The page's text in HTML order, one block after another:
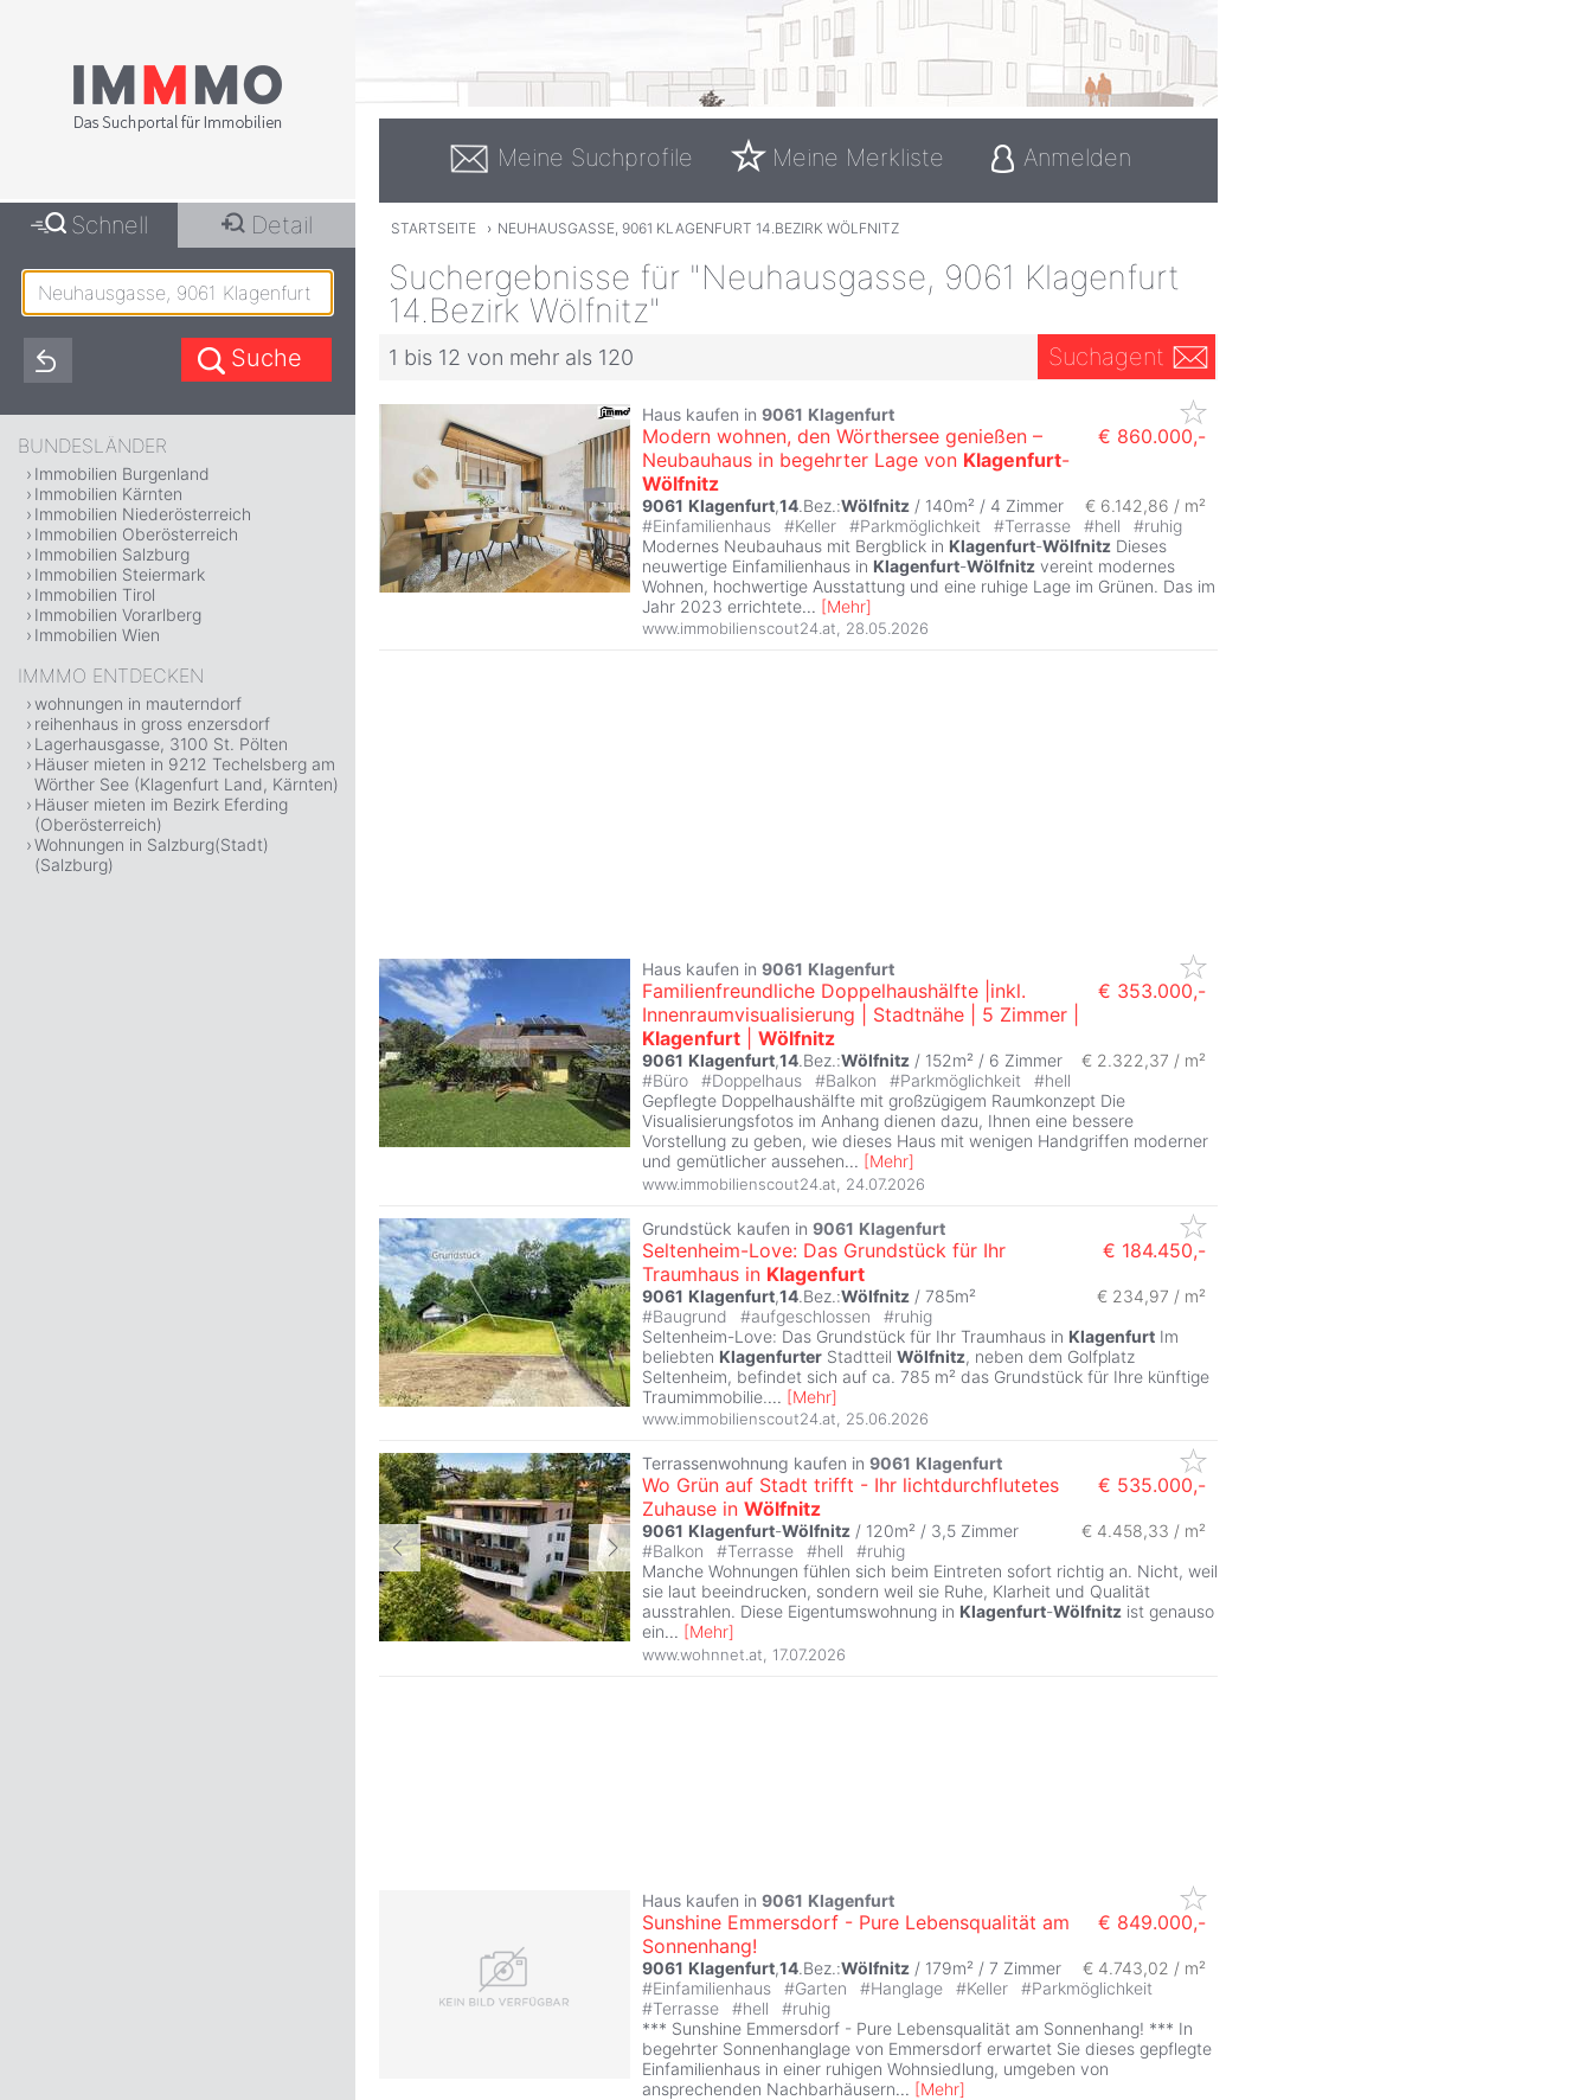
Meine Suchprofile Meine Merkliste Anmelden
STARTSEITE › NEUHAUSGASSE, 9061 KLAGENFURT 14.BEZIRK WÖLFNITZ
Suchergebnisse für "Neuhausgasse, 9061 Klagenfurt
14.Bezirk Wölfnitz"
1 bis 12 von mehr als 120 Suchagent
Haus kaufen in 9061 Klagenfurt
Modern wohnen, den Wörthersee genießen –
Neubauhaus in begehrter Lage von Klagenfurt-
Wölfnitz
€ 860.000,-
9061 Klagenfurt,14.Bez.:Wölfnitz / 140m² / 4 Zimmer
€ 6.142,86 / m²
#Einfamilienhaus #Keller #Parkmöglichkeit #Terrasse #hell #ruhig
Modernes Neubauhaus mit Bergblick in Klagenfurt-Wölfnitz Dieses
neuwertige Einfamilienhaus in Klagenfurt-Wölfnitz vereint modernes
Wohnen, hochwertige Ausstattung und eine ruhige Lage im Grünen. Das im
Jahr 2023 errichtete... [Mehr]
www.immobilienscout24.at 28.05.2026
Haus kaufen in 9061 Klagenfurt
Familienfreundliche Doppelhaushälfte |inkl.
Innenraumvisualisierung | Stadtnähe | 5 Zimmer |
Klagenfurt
Wölfnitz
€ 353.000,-
9061 Klagenfurt,14.Bez.:Wölfnitz / 152m² / 6 Zimmer
€ 2.322,37 / m²
#Büro #Doppelhaus #Balkon #Parkmöglichkeit #hell
Gepflegte Doppelhaushälfte mit großzügigem Raumkonzept Die
Visualisierungsfotos im Anhang dienen dazu, Ihnen eine bessere
Vorstellung zu geben, wie dieses Haus mit wenigen Handgriffen moderner
und gemütlicher aussehen... [Mehr]
www.immobilienscout24.at 24.07.2026
Grundstück kaufen in 9061 Klagenfurt
Seltenheim-Love: Das Grundstück für Ihr
Traumhaus in Klagenfurt
€ 184.450,-
9061 Klagenfurt,14.Bez.:Wölfnitz / 785m²
€ 234,97 / m²
#Baugrund #aufgeschlossen #ruhig
Seltenheim-Love: Das Grundstück für Ihr Traumhaus in Klagenfurt Im
beliebten Klagenfurter Stadtteil Wölfnitz, neben dem Golfplatz
Seltenheim, befindet sich auf ca. 785 m² das Grundstück für Ihre künftige
Traumimmobilie.... [Mehr]
www.immobilienscout24.at, 25.06.2026
Terrassenwohnung kaufen in 9061 Klagenfurt
Wo Grün auf Stadt trifft - Ihr lichtdurchflutetes
Zuhause in Wölfnitz
€ 535.000,-
9061 Klagenfurt-Wölfnitz / 120m² / 3,5 Zimmer € 4.458,33 / m²
#Balkon #Terrasse #hell #ruhig
Manche Wohnungen fühlen sich beim Eintreten sofort richtig an. Nicht, weil
sie laut beeindrucken, sondern weil sie Ruhe, Klarheit und Qualität
ausstrahlen. Diese Eigentumswohnung in Klagenfurt-Wölfnitz ist genauso
ein... [Mehr]
www.wohnnet.at 17.07.2026
Haus kaufen in 9061 Klagenfurt
Sunshine Emmersdorf - Pure Lebensqualität am
Sonnenhang!
€ 849.000,-
9061 Klagenfurt,14.Bez.:Wölfnitz / 179m² / 7 Zimmer
€ 4.743,02 / m²
#Einfamilienhaus #Garten #Hanglage #Keller #Parkmöglichkeit
#Terrasse #hell #ruhig
*** Sunshine Emmersdorf - Pure Lebensqualität am Sonnenhang! *** In
begehrter Sonnenhanglage von Emmersdorf erwartet Sie dieses gepflegte
Einfamilienhaus in einer ruhigen Wohnsiedlung, umgeben von
ansprechenden Nachbarhäusern... [Mehr]
Schnell Detail
BUNDESLÄNDER
Immobilien Burgenland
Immobilien Kärnten
Immobilien Niederösterreich
Immobilien Oberösterreich
Immobilien Salzburg
Immobilien Steiermark
Immobilien Tirol
Immobilien Vorarlberg
Immobilien Wien
IMMMO ENTDECKEN
wohnungen in mauterndorf
reihenhaus in gross enzersdorf
Lagerhausgasse, 3100 St. Pölten
Häuser mieten in 9212 Techelsberg am
Wörther See (Klagenfurt Land, Kärnten)
Häuser mieten im Bezirk Eferding
(Oberösterreich)
Wohnungen in Salzburg(Stadt)
(Salzburg)